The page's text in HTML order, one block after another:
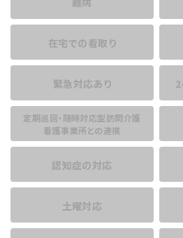
在宅での看取り
緊急対応あり
定期巡回・随時対応型訪問介護
看護事業所との連携
認知症の対応
土曜対応